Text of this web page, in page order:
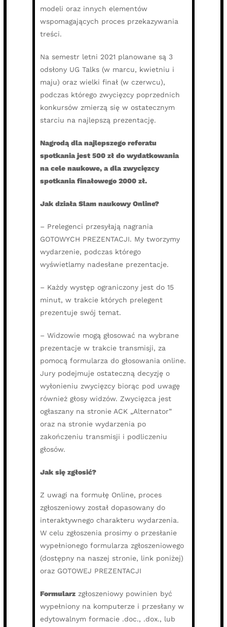
modeli oraz innych elementów
wspomagających proces przekazywania
treści.
Na semestr letni 2021 planowane są 3
odsłony UG Talks (w marcu, kwietniu i
maju) oraz wielki finał (w czerwcu),
podczas którego zwycięzcy poprzednich
konkursów zmierzą się w ostatecznym
starciu na najlepszą prezentację.
Nagrodą dla najlepszego referatu
spotkania jest 500 zł do wydatkowania
na cele naukowe, a dla zwycięzcy
spotkania finałowego 2000 zł.
Jak działa Slam naukowy Online?
– Prelegenci przesyłają nagrania
GOTOWYCH PREZENTACJI. My tworzymy
wydarzenie, podczas którego
wyświetlamy nadesłane prezentacje.
– Każdy występ ograniczony jest do 15
minut, w trakcie których prelegent
prezentuje swój temat.
– Widzowie mogą głosować na wybrane
prezentacje w trakcie transmisji, za
pomocą formularza do głosowania online.
Jury podejmuje ostateczną decyzję o
wyłonieniu zwycięzcy biorąc pod uwagę
również głosy widzów. Zwycięzca jest
ogłaszany na stronie ACK „Alternator”
oraz na stronie wydarzenia po
zakończeniu transmisji i podliczeniu
głosów.
Jak się zgłosić?
Z uwagi na formułę Online, proces
zgłoszeniowy został dopasowany do
interaktywnego charakteru wydarzenia.
W celu zgłoszenia prosimy o przesłanie
wypełnionego formularza zgłoszeniowego
(dostępny na naszej stronie, link poniżej)
oraz GOTOWEJ PREZENTACJI
Formularz zgłoszeniowy powinien być
wypełniony na komputerze i przesłany w
edytowalnym formacie .doc., .dox., lub